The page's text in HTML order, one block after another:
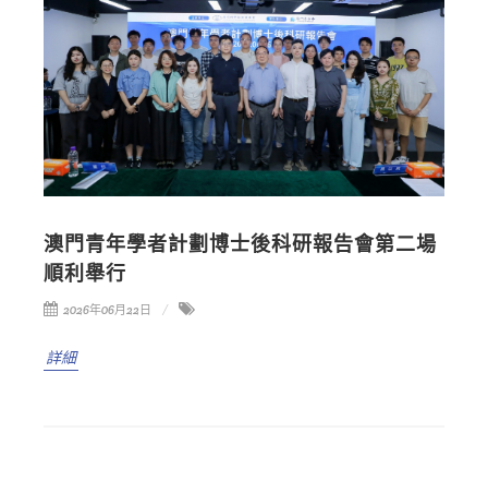
澳門青年學者計劃博士後科研報告會第二場
順利舉行
2026年06月22日
詳細